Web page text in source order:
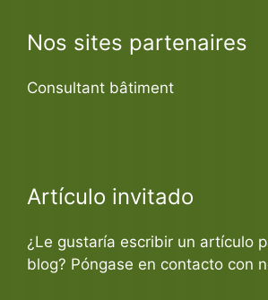
Nos sites partenaires
Consultant bâtiment
Artículo invitado
¿Le gustaría escribir un artículo
blog? Póngase en contacto con